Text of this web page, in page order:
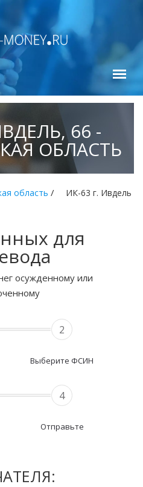
66 -
ОБЛАСТЬ
область / ИК-63 г. Ивдель
для
осужденному или
2
Выберите ФСИН
4
Отправьте